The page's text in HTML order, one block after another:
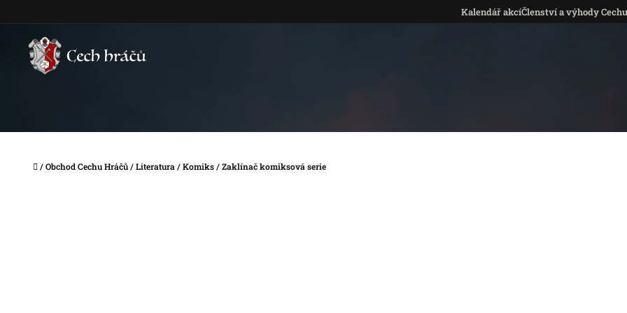
Kalendář akcíČlenství a výhody Cechu
Domů
/Obchod Cechu Hráčů/Literatura/Komiks/Zaklínač komiksová serie